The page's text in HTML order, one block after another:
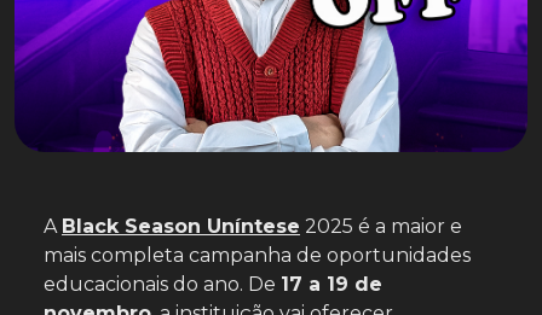
A Black Season Uníntese 2025 é a maior e
mais completa campanha de oportunidades
educacionais do ano. De 17 a 19 de